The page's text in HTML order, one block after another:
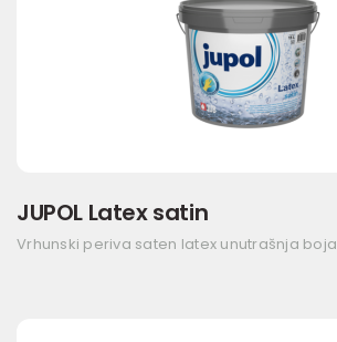
JUPOL Latex satin
Vrhunski periva saten latex unutrašnja boja